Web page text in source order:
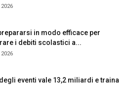
in modo efficace per
i debiti scolastici a...
degli eventi vale 13,2 miliardi e traina